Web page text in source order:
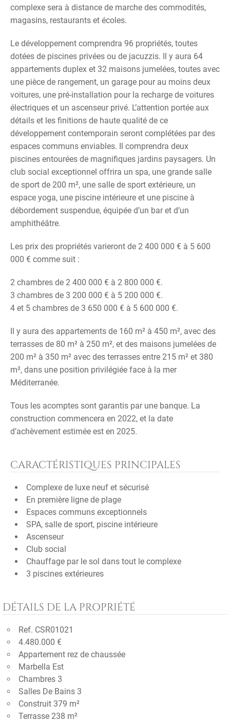
complexe sera à distance de marche des commodités,
magasins, restaurants et écoles.
Le développement comprendra 96 propriétés, toutes
dotées de piscines privées ou de jacuzzis. Il y aura 64
appartements duplex et 32 maisons jumelées, toutes avec
une pièce de rangement, un garage pour au moins deux
voitures, une pré-installation pour la recharge de voitures
électriques et un ascenseur privé. L’attention portée aux
détails et les finitions de haute qualité de ce
développement contemporain seront complétées par des
espaces communs enviables. Il comprendra deux
piscines entourées de magnifiques jardins paysagers. Un
club social exceptionnel offrira un spa, une grande salle
de sport de 200 m², une salle de sport extérieure, un
espace yoga, une piscine intérieure et une piscine à
débordement suspendue, équipée d’un bar et d’un
amphithéâtre.
Les prix des propriétés varieront de 2 400 000 € à 5 600
000 € comme suit :
2 chambres de 2 400 000 € à 2 800 000 €.
3 chambres de 3 200 000 € à 5 200 000 €.
4 et 5 chambres de 3 650 000 € à 5 600 000 €.
Il y aura des appartements de 160 m² à 450 m², avec des
terrasses de 80 m² à 250 m², et des maisons jumelées de
200 m² à 350 m² avec des terrasses entre 215 m² et 380
m², dans une position privilégiée face à la mer
Méditerranée.
Tous les acomptes sont garantis par une banque. La
construction commencera en 2022, et la date
d’achèvement estimée est en 2025.
CARACTÉRISTIQUES PRINCIPALES
Complexe de luxe neuf et sécurisé
En première ligne de plage
Espaces communs exceptionnels
SPA, salle de sport, piscine intérieure
Ascenseur
Club social
Chauffage par le sol dans tout le complexe
3 piscines extérieures
DÉTAILS DE LA PROPRIÉTÉ
Ref. CSR01021
4.480.000 €
Appartement rez de chaussée
Marbella Est
Chambres 3
Salles De Bains 3
Construit 379 m²
Terrasse 238 m²